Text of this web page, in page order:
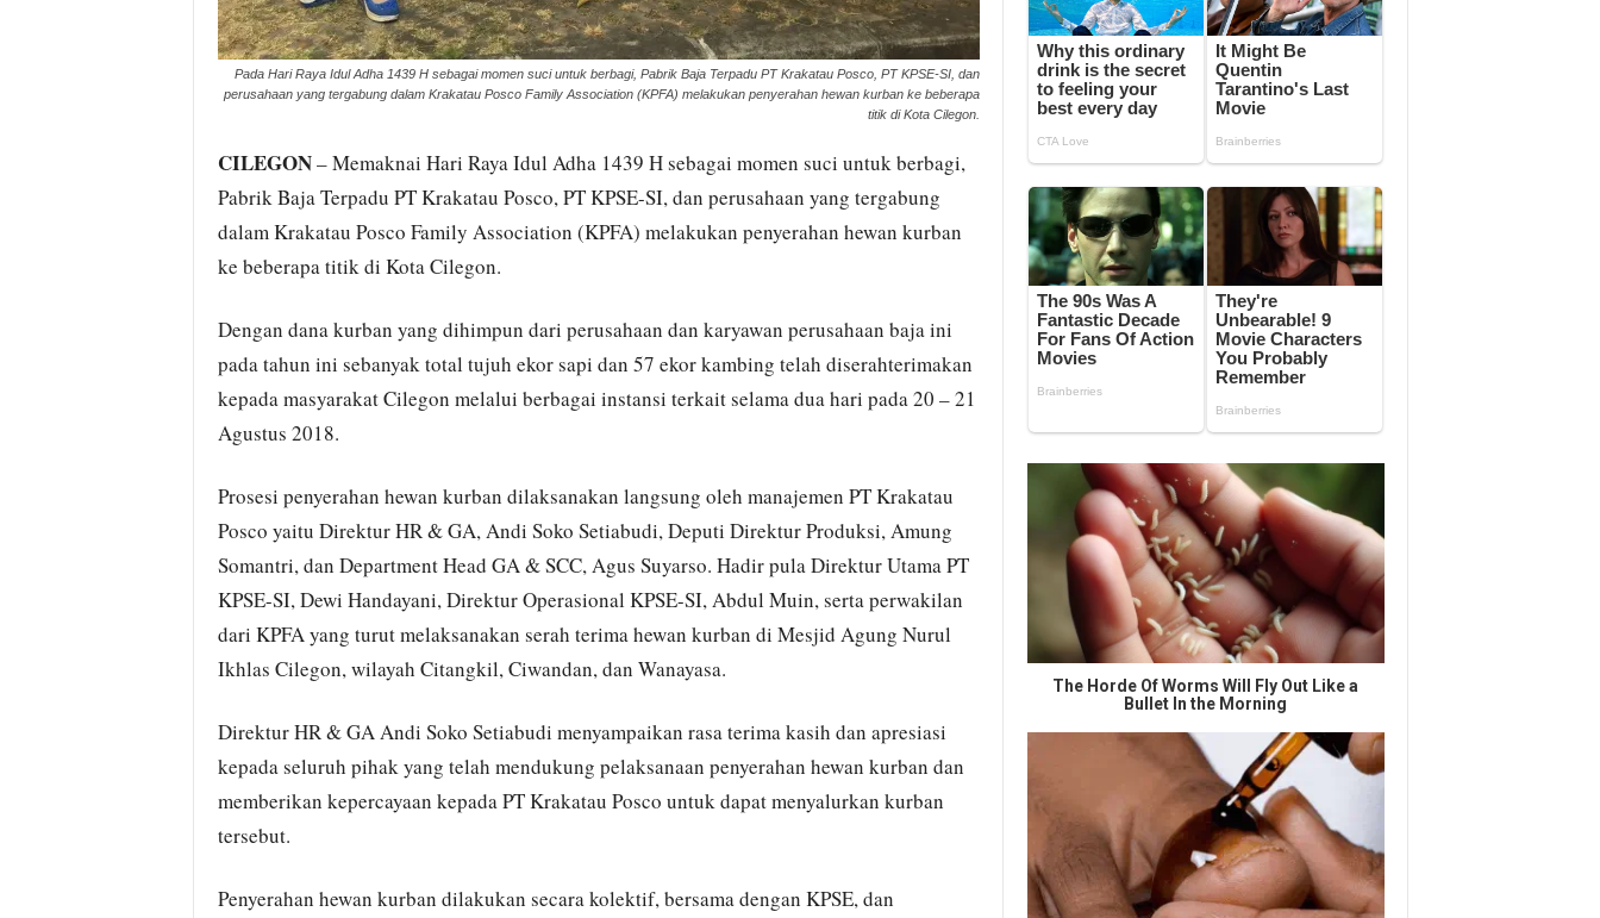
Pada Hari Raya Idul Adha 1439 H sebagai momen suci untuk berbagi, Pabrik Baja Terpadu PT Krakatau Posco, PT KPSE-SI, dan
perusahaan yang tergabung dalam Krakatau Posco Family Association (KPFA) melakukan penyerahan hewan kurban ke beberapa
titik di Kota Cilegon.
CILEGON– Memaknai Hari Raya Idul Adha 1439 H sebagai momen suci untuk berbagi,
Pabrik Baja Terpadu PT Krakatau Posco, PT KPSE-SI, dan perusahaan yang tergabung
dalam Krakatau Posco Family Association (KPFA) melakukan penyerahan hewan kurban
ke beberapa titik di Kota Cilegon.
Dengan dana kurban yang dihimpun dari perusahaan dan karyawan perusahaan baja ini
pada tahun ini sebanyak total tujuh ekor sapi dan 57 ekor kambing telah diserahterimakan
kepada masyarakat Cilegon melalui berbagai instansi terkait selama dua hari pada 20 – 21
Agustus 2018.
Prosesi penyerahan hewan kurban dilaksanakan langsung oleh manajemen PT Krakatau
Posco yaitu Direktur HR & GA, Andi Soko Setiabudi, Deputi Direktur Produksi, Amung
Somantri, dan Department Head GA & SCC, Agus Suyarso. Hadir pula Direktur Utama PT
KPSE-SI, Dewi Handayani, Direktur Operasional KPSE-SI, Abdul Muin, serta perwakilan
dari KPFA yang turut melaksanakan serah terima hewan kurban di Mesjid Agung Nurul
Ikhlas Cilegon, wilayah Citangkil, Ciwandan, dan Wanayasa.
Direktur HR & GA Andi Soko Setiabudi menyampaikan rasa terima kasih dan apresiasi
kepada seluruh pihak yang telah mendukung pelaksanaan penyerahan hewan kurban dan
memberikan kepercayaan kepada PT Krakatau Posco untuk dapat menyalurkan kurban
tersebut.
Penyerahan hewan kurban dilakukan secara kolektif, bersama dengan KPSE, dan
The Horde Of Worms Will Fly Out Like a
Bullet In the Morning